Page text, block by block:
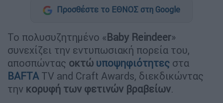
Προσθέστε το ΕΘΝΟΣ στη Google
Το πολυσυζητημένο «Baby Reindeer»
συνεχίζει την εντυπωσιακή πορεία του,
αποσπώντας οκτώ υποψηφιότητες στα
BAFTA TV and Craft Awards, διεκδικώντας
την κορυφή των φετινών βραβείων.